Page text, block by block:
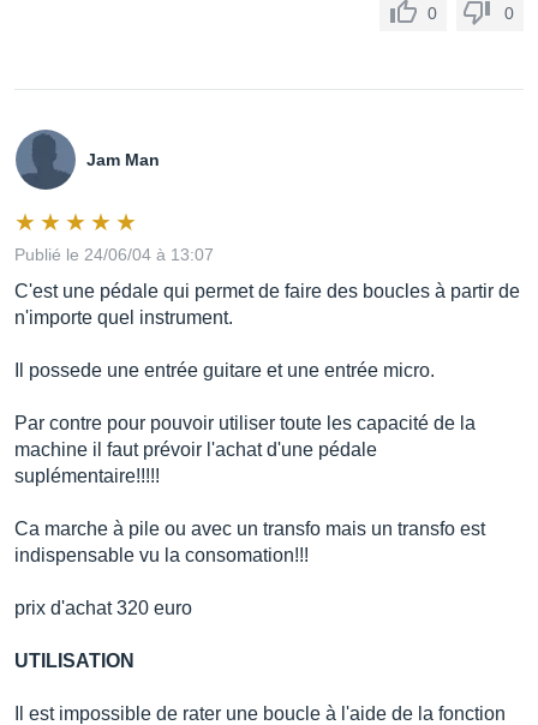
0 0
Jam Man
Publié le 24/06/04 à 13:07
C'est une pédale qui permet de faire des boucles à partir de
n'importe quel instrument.
Il possede une entrée guitare et une entrée micro.
Par contre pour pouvoir utiliser toute les capacité de la
machine il faut prévoir l'achat d'une pédale
suplémentaire!!!!!
Ca marche à pile ou avec un transfo mais un transfo est
indispensable vu la consomation!!!
prix d'achat 320 euro
UTILISATION
Il est impossible de rater une boucle à l'aide de la fonction